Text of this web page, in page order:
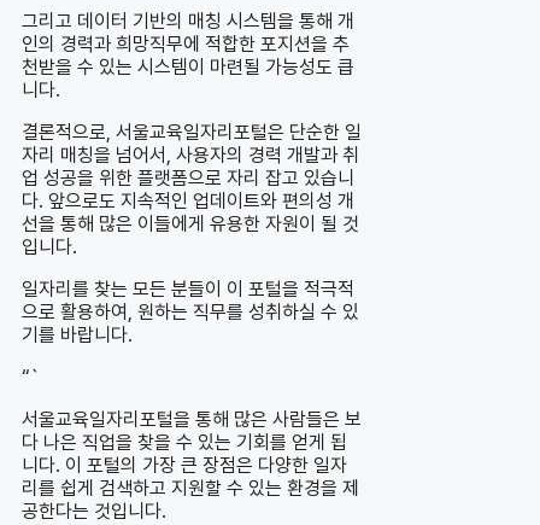
그리고 데이터 기반의 매칭 시스템을 통해 개
인의 경력과 희망직무에 적합한 포지션을 추
천받을 수 있는 시스템이 마련될 가능성도 큽
니다.
결론적으로, 서울교육일자리포털은 단순한 일
자리 매칭을 넘어서, 사용자의 경력 개발과 취
업 성공을 위한 플랫폼으로 자리 잡고 있습니
다. 앞으로도 지속적인 업데이트와 편의성 개
선을 통해 많은 이들에게 유용한 자원이 될 것
입니다.
일자리를 찾는 모든 분들이 이 포털을 적극적
으로 활용하여, 원하는 직무를 성취하실 수 있
기를 바랍니다.
“`
서울교육일자리포털을 통해 많은 사람들은 보
다 나은 직업을 찾을 수 있는 기회를 얻게 됩
니다. 이 포털의 가장 큰 장점은 다양한 일자
리를 쉽게 검색하고 지원할 수 있는 환경을 제
공한다는 것입니다.